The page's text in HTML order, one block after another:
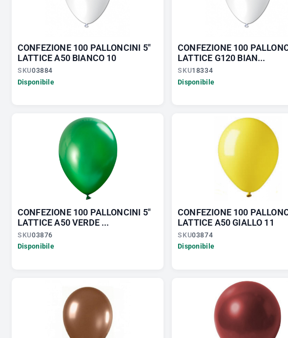
CONFEZIONE 100 PALLONCINI 5"
LATTICE A50 BIANCO 10
SKU03884
Disponibile
CONFEZIONE 100
LATTICE G120 BIAN...
SKU18334
Disponibile
CONFEZIONE 100 PALLONCINI 5"
LATTICE A50 VERDE ...
SKU03876
Disponibile
CONFEZIONE 100
LATTICE A50 GIALLO 11
SKU03874
Disponibile